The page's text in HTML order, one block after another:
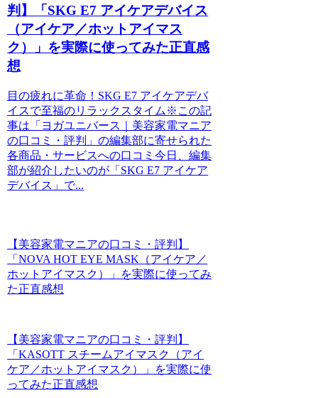
判】「SKG E7 アイケアデバイス
（アイケア／ホットアイマス
ク）」を実際に使ってみた正直感
想
目の疲れに革命！SKG E7 アイケアデバ
イスで至福のリラックスタイム※この記
事は「ヨガユニバース｜美容家電マニア
の口コミ・評判」の編集部に寄せられた
各商品・サービスへの口コミ今日、編集
部が紹介したいのが「SKG E7 アイケア
デバイス」で...
【美容家電マニアの口コミ・評判】
「NOVA HOT EYE MASK（アイケア／
ホットアイマスク）」を実際に使ってみ
た正直感想
【美容家電マニアの口コミ・評判】
「KASOTT スチームアイマスク（アイ
ケア／ホットアイマスク）」を実際に使
ってみた正直感想